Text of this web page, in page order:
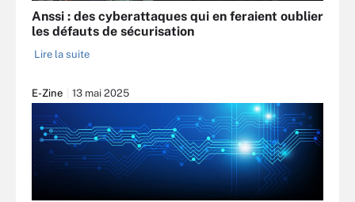
Anssi : des cyberattaques qui en feraient oublier
les défauts de sécurisation
Lire la suite
E-Zine 13 mai 2025